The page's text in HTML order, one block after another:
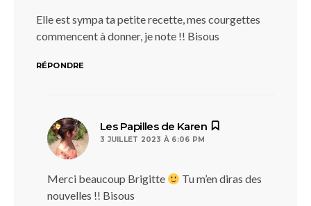
Elle est sympa ta petite recette, mes courgettes
commencent à donner, je note !! Bisous
RÉPONDRE
Les Papilles de Karen
3 JUILLET 2023 À 6:06 PM
Merci beaucoup Brigitte
Tu m’en diras des
nouvelles !! Bisous